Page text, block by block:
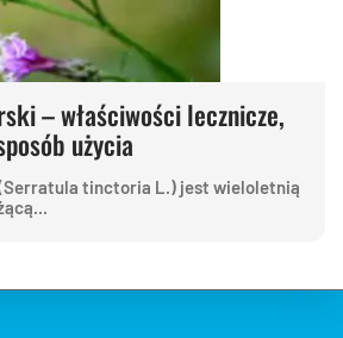
– właściwości lecznicze,
użycia
tinctoria L.) jest wieloletnią